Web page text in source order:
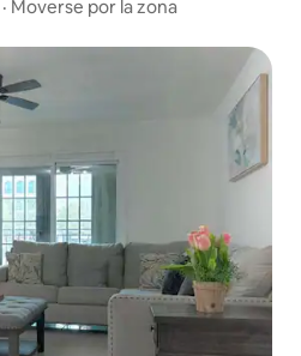
· Moverse por la zona